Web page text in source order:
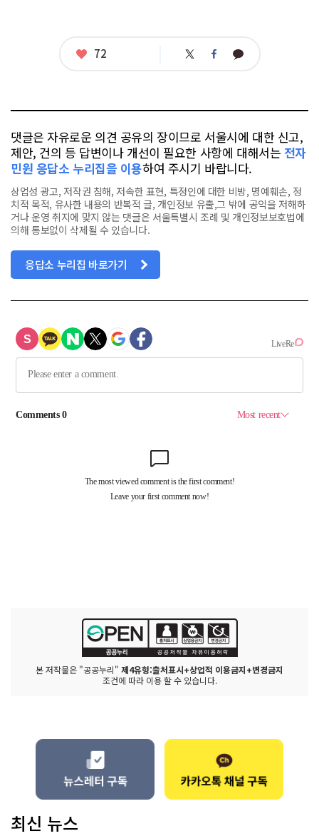
좋
72 트
위
페
이
카
카
댓글은 자유로운 의견 공유의 장이므로 서울시에 대한 신고,
제안, 건의 등 답변이나 개선이 필요한 사항에 대해서는 전자
민원 응답소 누리집을 이용하여 주시기 바랍니다.
상업성 광고, 저작권 침해, 저속한 표현, 특정인에 대한 비방, 명예훼손, 정
치적 목적, 유사한 내용의 반복적 글, 개인정보 유출,그 밖에 공익을 저해하
거나 운영 취지에 맞지 않는 댓글은 서울특별시 조례 및 개인정보보호법에
의해 통보없이 삭제될 수 있습니다.
응답소 누리집 바로가기
본 저작물은 "공공누리" 제4유형:출처표시+상업적 이용금지+변경금지
조건에 따라 이용 할 수 있습니다.
최신 뉴스